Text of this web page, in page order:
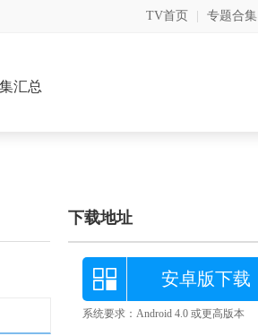
TV首页 专题合集
汇总
下载地址
安卓版下载
系统要求：Android 4.0 或更高版本